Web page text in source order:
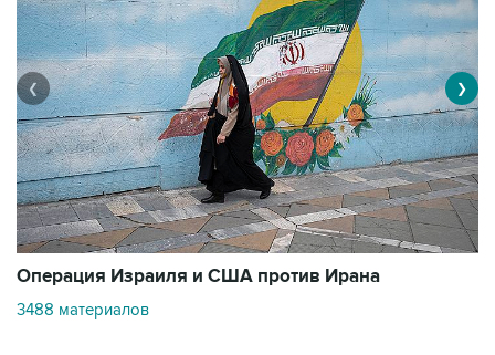
Операция Израиля и США против Ирана
3488 материалов
❮ ❯